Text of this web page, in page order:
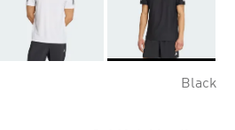
Black